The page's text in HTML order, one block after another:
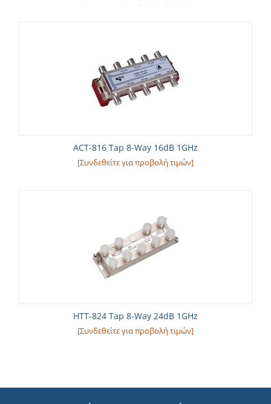
ACT-816 Tap 8-Way 16dB 1GHz
[Συνδεθείτε για προβολή τιμών]
HTT-824 Tap 8-Way 24dB 1GHz
[Συνδεθείτε για προβολή τιμών]